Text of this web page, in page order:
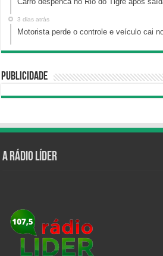
3 dias atrás
Motorista perde o controle e veículo cai
Publicidade
A Rádio Líder